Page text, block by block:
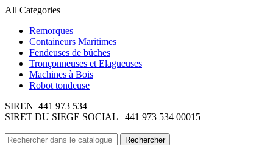
All Categories
Remorques
Containeurs Maritimes
Fendeuses de bûches
Tronçonneuses et Elagueuses
Machines à Bois
Robot tondeuse
SIREN 441 973 534
SIRET DU SIEGE SOCIAL 441 973 534 00015
Rechercher